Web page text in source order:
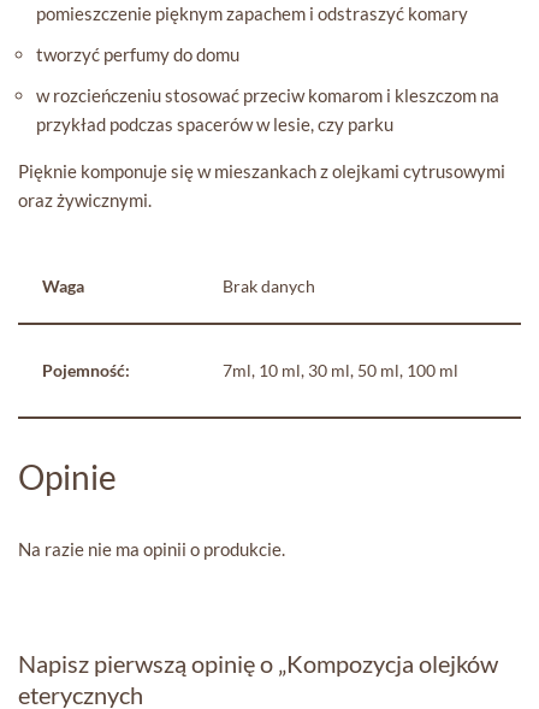
pomieszczenie pięknym zapachem i odstraszyć komary
tworzyć perfumy do domu
w rozcieńczeniu stosować przeciw komarom i kleszczom na
przykład podczas spacerów w lesie, czy parku
Pięknie komponuje się w mieszankach z olejkami cytrusowymi
oraz żywicznymi.
Waga Brak danych
Pojemność: 7ml, 10 ml, 30 ml, 50 ml, 100 ml
Opinie
Na razie nie ma opinii o produkcie.
Napisz pierwszą opinię o „Kompozycja olejków
eterycznych